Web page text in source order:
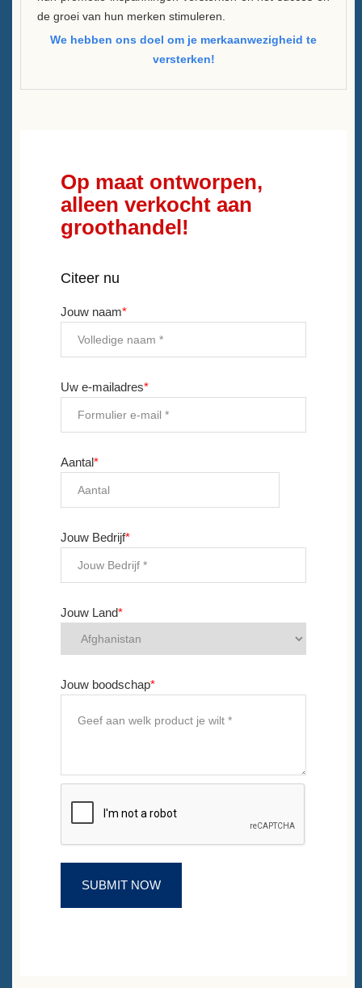
de groei van hun merken stimuleren.
We hebben ons doel om je merkaanwezigheid te
versterken!
Op maat ontworpen,
alleen verkocht aan
groothandel!
Citeer nu
Jouw naam*
Uw e-mailadres*
Aantal*
Jouw Bedrijf*
Jouw Land*
Jouw boodschap*